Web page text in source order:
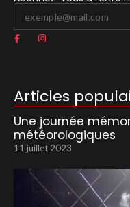
Articles
Une journée
météorologiques
11 juillet 2023